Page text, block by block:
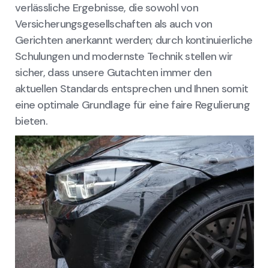
verlässliche Ergebnisse, die sowohl von
Versicherungsgesellschaften als auch von
Gerichten anerkannt werden; durch kontinuierliche
Schulungen und modernste Technik stellen wir
sicher, dass unsere Gutachten immer den
aktuellen Standards entsprechen und Ihnen somit
eine optimale Grundlage für eine faire Regulierung
bieten.